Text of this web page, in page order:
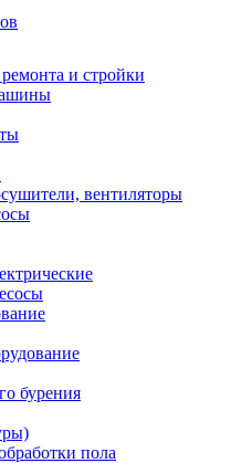
и стройки
вентиляторы
бурения
пола